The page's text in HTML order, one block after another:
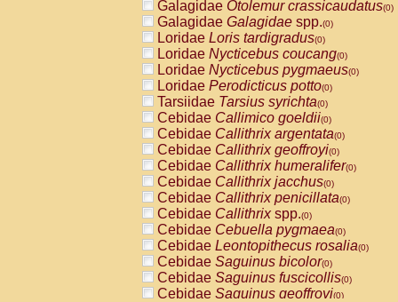
Galagidae Otolemur crassicaudatus(0)
Galagidae Galagidae spp.(0)
Loridae Loris tardigradus(0)
Loridae Nycticebus coucang(0)
Loridae Nycticebus pygmaeus(0)
Loridae Perodicticus potto(0)
Tarsiidae Tarsius syrichta(0)
Cebidae Callimico goeldii(0)
Cebidae Callithrix argentata(0)
Cebidae Callithrix geoffroyi(0)
Cebidae Callithrix humeralifer(0)
Cebidae Callithrix jacchus(0)
Cebidae Callithrix penicillata(0)
Cebidae Callithrixspp.(0)
Cebidae Cebuella pygmaea(0)
Cebidae Leontopithecus rosalia(0)
Cebidae Saguinus bicolor(0)
Cebidae Saguinus fuscicollis(0)
Cebidae Saguinus geoffroyi(0)